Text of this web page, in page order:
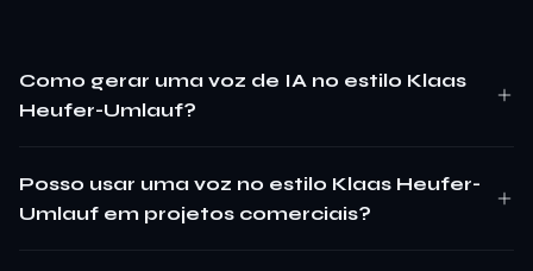
Como gerar uma voz de IA no estilo Klaas
Heufer-Umlauf?
Posso usar uma voz no estilo Klaas Heufer-
Umlauf em projetos comerciais?